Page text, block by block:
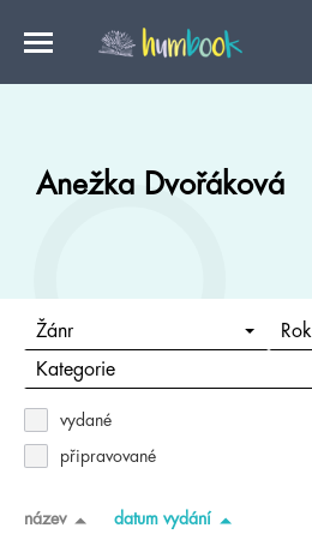
Anežka Dvořáková
Žánr Rok
Kategorie
vydané
připravované
název datum vydání